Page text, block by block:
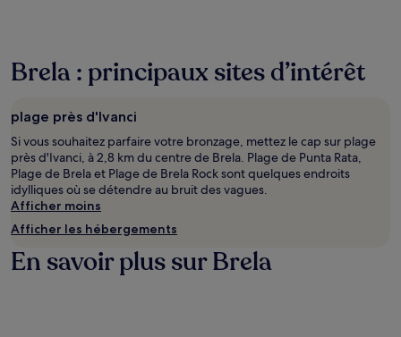
sur
la
d’un
séjour
d’une
nuit
pour
2 adultes.
Les
prix
la
disponibilité
Brela : principaux sites d’intérêt
plage près d'Ivanci
Si vous souhaitez parfaire votre bronzage, mettez le cap sur plage
près d'Ivanci, à 2,8 km du centre de Brela. Plage de Punta Rata,
Plage de Brela et Plage de Brela Rock sont quelques endroits
idylliques où se détendre au bruit des vagues.
Afficher moins
Afficher les hébergements
En savoir plus sur Brela